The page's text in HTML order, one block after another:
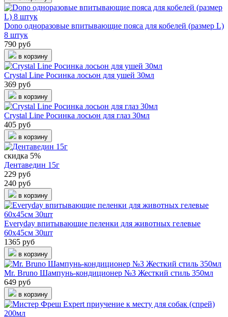
Dono одноразовые впитывающие пояса для кобелей (размер L)
8 штук
790 руб
в корзину
Crystal Line Росинка лосьон для ушей 30мл
369 руб
в корзину
Crystal Line Росинка лосьон для глаз 30мл
405 руб
в корзину
скидка 5%
Дентаведин 15г
229 руб
240 руб
в корзину
Everyday впитывающие пеленки для животных гелевые
60x45см 30шт
1365 руб
в корзину
Mr. Bruno Шампунь-кондиционер №3 Жесткий стиль 350мл
649 руб
в корзину